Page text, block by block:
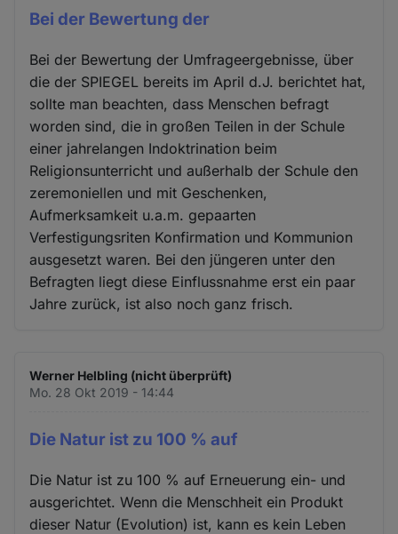
Bei der Bewertung der
Bei der Bewertung der Umfrageergebnisse, über
die der SPIEGEL bereits im April d.J. berichtet hat,
sollte man beachten, dass Menschen befragt
worden sind, die in großen Teilen in der Schule
einer jahrelangen Indoktrination beim
Religionsunterricht und außerhalb der Schule den
zeremoniellen und mit Geschenken,
Aufmerksamkeit u.a.m. gepaarten
Verfestigungsriten Konfirmation und Kommunion
ausgesetzt waren. Bei den jüngeren unter den
Befragten liegt diese Einflussnahme erst ein paar
Jahre zurück, ist also noch ganz frisch.
Werner Helbling (nicht überprüft)
Mo. 28 Okt 2019 - 14:44
Die Natur ist zu 100 % auf
Die Natur ist zu 100 % auf Erneuerung ein- und
ausgerichtet. Wenn die Menschheit ein Produkt
dieser Natur (Evolution) ist, kann es kein Leben